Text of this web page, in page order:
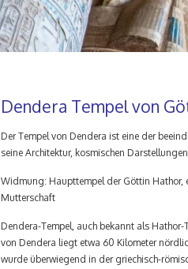
Dendera Tempel von
Der Tempel von Dendera ist eine der
seine Architektur, kosmischen
Widmung: Haupttempel der Göttin Hathor,
Mutterschaft
Dendera-Tempel, auch bekannt als
von Dendera liegt etwa 60 Kilometer
wurde überwiegend in der griechisch-